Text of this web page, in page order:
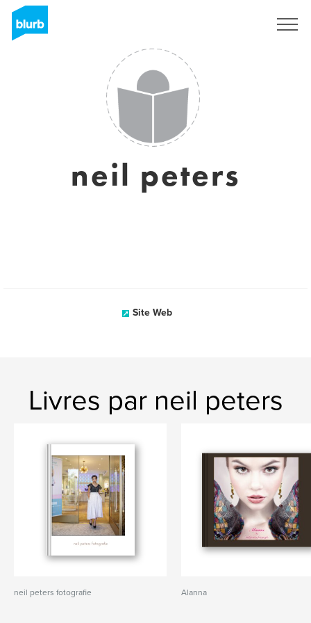
neil peters
Site Web
Livres par neil peters
neil peters fotografie Alanna